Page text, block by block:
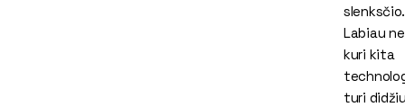
slenksčio.
Labiau
kuri kita
turi